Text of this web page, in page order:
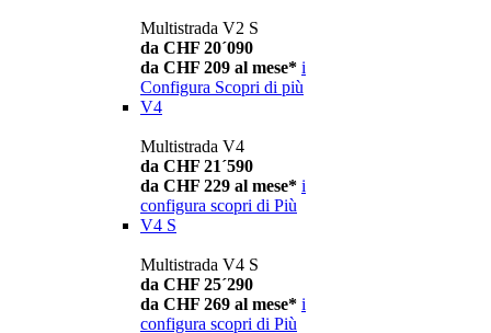
Multistrada V2 S
da CHF 20´090
da CHF 209 al mese* i
Configura Scopri di più
V4
Multistrada V4
da CHF 21´590
da CHF 229 al mese* i
configura scopri di Più
V4 S
Multistrada V4 S
da CHF 25´290
da CHF 269 al mese* i
configura scopri di Più